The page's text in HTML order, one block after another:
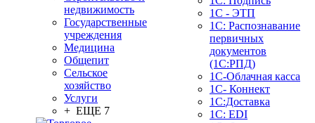
недвижимость
Государственные
учреждения
Медицина
Общепит
Сельское
хозяйство
Услуги
+ ЕЩЕ 7
1С - ЭТП
1С: Распознавание
первичных
документов
(1С:РПД)
1С-Облачная касса
1С- Коннект
1С:Доставка
1С: EDI